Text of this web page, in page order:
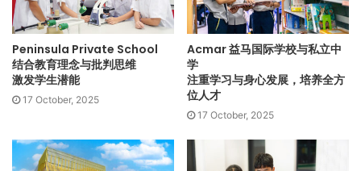
学位。他从事教育工作25年，曾在加拿大和国外担任教学和管
理工作，包括横跨日本、中国、马来西亚、新加坡、瑞士等
国，近年曾任加拿大安大略省多伦多市一所加拿大国际文凭预
科学校的副校长，如今他期待自己在加拿大教育工作和 IB 课程
的经验，可帮助发展 SIS Iskandar Puteri国际学校.。
目前师资：62人，其中50% 为外籍教师（加拿大、英国、美国
等）
Peninsula Private School
结合教育理念与批判思维
激发学生潜能
17 October, 2025
Acmar 益马国际学校与私立中
学
注重学习与身心发展，培养全方
位人才
17 October, 2025